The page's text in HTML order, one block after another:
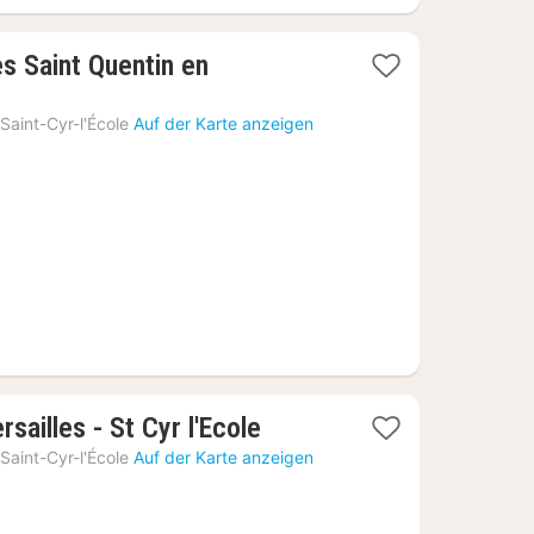
Saint Quentin en
Saint-Cyr-l'École Auf der Karte anzeigen
- St Cyr l'Ecole
Nacht
Saint-Cyr-l'École Auf der Karte anzeigen